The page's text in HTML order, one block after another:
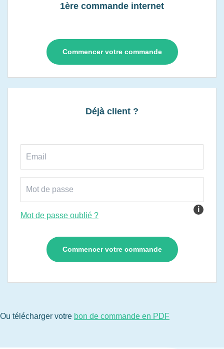
1ère commande internet
Commencer votre commande
Déjà client ?
i
Mot de passe oublié ?
Ou télécharger votre bon de commande en PDF